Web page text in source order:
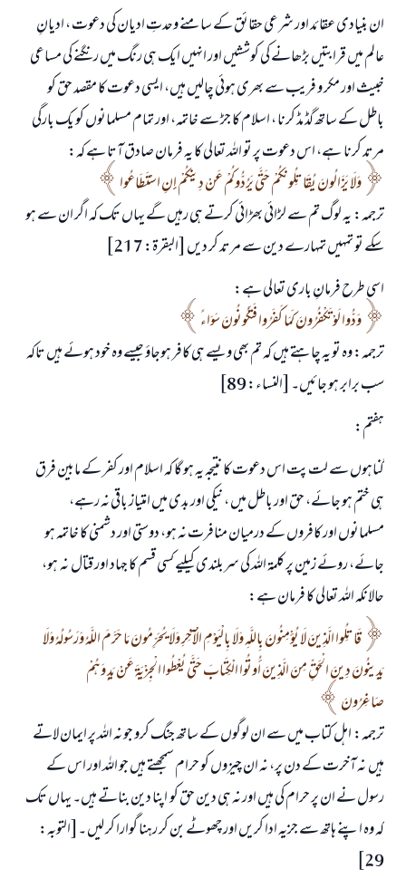
ان بنیادی عقائد اور شرعی حقائق کے سامنے وحدتِ ادیان کی دعوت ، ادیانِ
عالم میں قرابتیں بڑھانے کی کوششیں اور انہیں ایک ہی رنگ میں رنگنے کی مساعی
خبیث اور مکر و فریب سے بھری ہوئی چالیں ہیں، ایسی دعوت کا مقصد حق کو
باطل کے ساتھ گڈ مڈ کرنا ، اسلام کا جڑ سے خاتمہ، اور تمام مسلمانوں کو یک بارگی
مرتد کرنا ہے، اس دعوت پر تو اللہ تعالی کا یہ فرمان صادق آتا ہے کہ:
وَلَا يَزَالُونَ يُقَاتِلُونَكُمْ حَتَّى يَرُدُّوكُمْ عَنْ دِينِكُمْ إِنِ اسْتَطَاعُوا
ترجمہ: یہ لوگ تم سے لڑائی بھڑائی کرتے ہی رہیں گے یہاں تک کہ اگر ان سے ہو
سکے تو تمہیں تمہارے دین سے مرتد کر دیں [البقرة: 217]
اسی طرح فرمانِ باری تعالی ہے:
وَدُّوا لَوْ تَكْفُرُونَ كَمَا كَفَرُوا فَتَكُونُونَ سَوَاءً
ترجمہ: وہ تو یہ چاہتے ہیں کہ تم بھی ویسے ہی کافر ہوجاؤ جیسے وہ خود ہوئے ہیں تاکہ
سب برابر ہو جائیں۔ [النساء: 89]
ہفتم:
گناہوں سے لت پت اس دعوت کا نتیجہ یہ ہو گا کہ اسلام اور کفر کے مابین فرق
ہی ختم ہو جائے، حق اور باطل میں ، نیکی اور بدی میں امتیاز باقی نہ رہے،
مسلمانوں اور کافروں کے درمیان منافرت نہ ہو، دوستی اور دشمنی کا خاتمہ ہو
جائے، روئے زمین پر کلمۃ اللہ کی سربلندی کیلیے کسی قسم کا جہاد اور قتال نہ ہو،
حالانکہ اللہ تعالی کا فرمان ہے:
قَاتِلُوا الَّذِينَ لَا يُؤْمِنُونَ بِاللَّهِ وَلَا بِالْيَوْمِ الْآخِرِ وَلَا يُحَرِّمُونَ مَا حَرَّمَ اللَّهُ وَرَسُولُهُ وَلَا
يَدِينُونَ دِينَ الْحَقِّ مِنَ الَّذِينَ أُوتُوا الْكِتَابَ حَتَّى يُعْطُوا الْجِزْيَةَ عَنْ يَدٍ وَهُمْ
صَاغِرُونَ
ترجمہ: اہل کتاب میں سے ان لوگوں کے ساتھ جنگ کرو جو نہ اللہ پر ایمان لاتے
ہیں نہ آخرت کے دن پر، نہ ان چیزوں کو حرام سمجھتے ہیں جو اللہ اور اس کے
رسول نے ان پر حرام کی ہیں اور نہ ہی دین حق کو اپنا دین بناتے ہیں۔ یہاں تک
کہ وہ اپنے ہاتھ سے جزیہ ادا کریں اور چھوٹے بن کر رہنا گوارا کر لیں ۔[التوبہ:
29]